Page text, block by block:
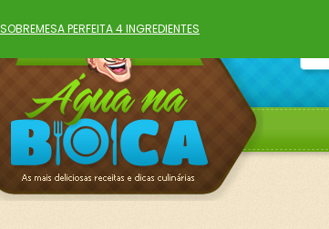
SOBREMESA PERFEITA 4 INGREDIENTES